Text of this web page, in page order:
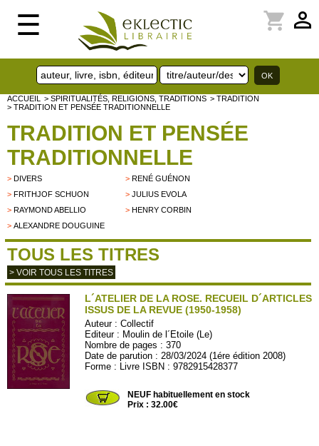
☰ perm_identity
shopping_cart
ACCUEIL > SPIRITUALITÉS, RELIGIONS, TRADITIONS > TRADITION
> TRADITION ET PENSÉE TRADITIONNELLE
TRADITION ET PENSÉE
TRADITIONNELLE
> DIVERS >RENÉ GUÉNON
> FRITHJOF SCHUON >JULIUS EVOLA
> RAYMOND ABELLIO >HENRY CORBIN
> ALEXANDRE DOUGUINE
TOUS LES TITRES
> VOIR TOUS LES TITRES
L´ATELIER DE LA ROSE. RECUEIL D´ARTICLES
ISSUS DE LA REVUE (1950-1958)
Auteur :Collectif
Editeur : Moulin de l´Etoile (Le)
Nombre de pages : 370
Date de parution : 28/03/2024 (1ére édition 2008)
Forme : Livre ISBN : 9782915428377
NEUF habituellement en stock
Prix : 32.00€